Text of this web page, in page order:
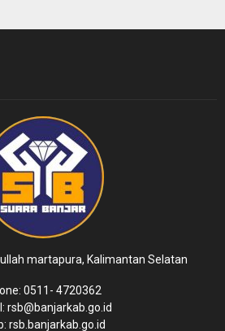
martapura, Kalimantan Selatan
0511- 4720362
rsb@banjarkab.go.id
rsb.banjarkab.go.id